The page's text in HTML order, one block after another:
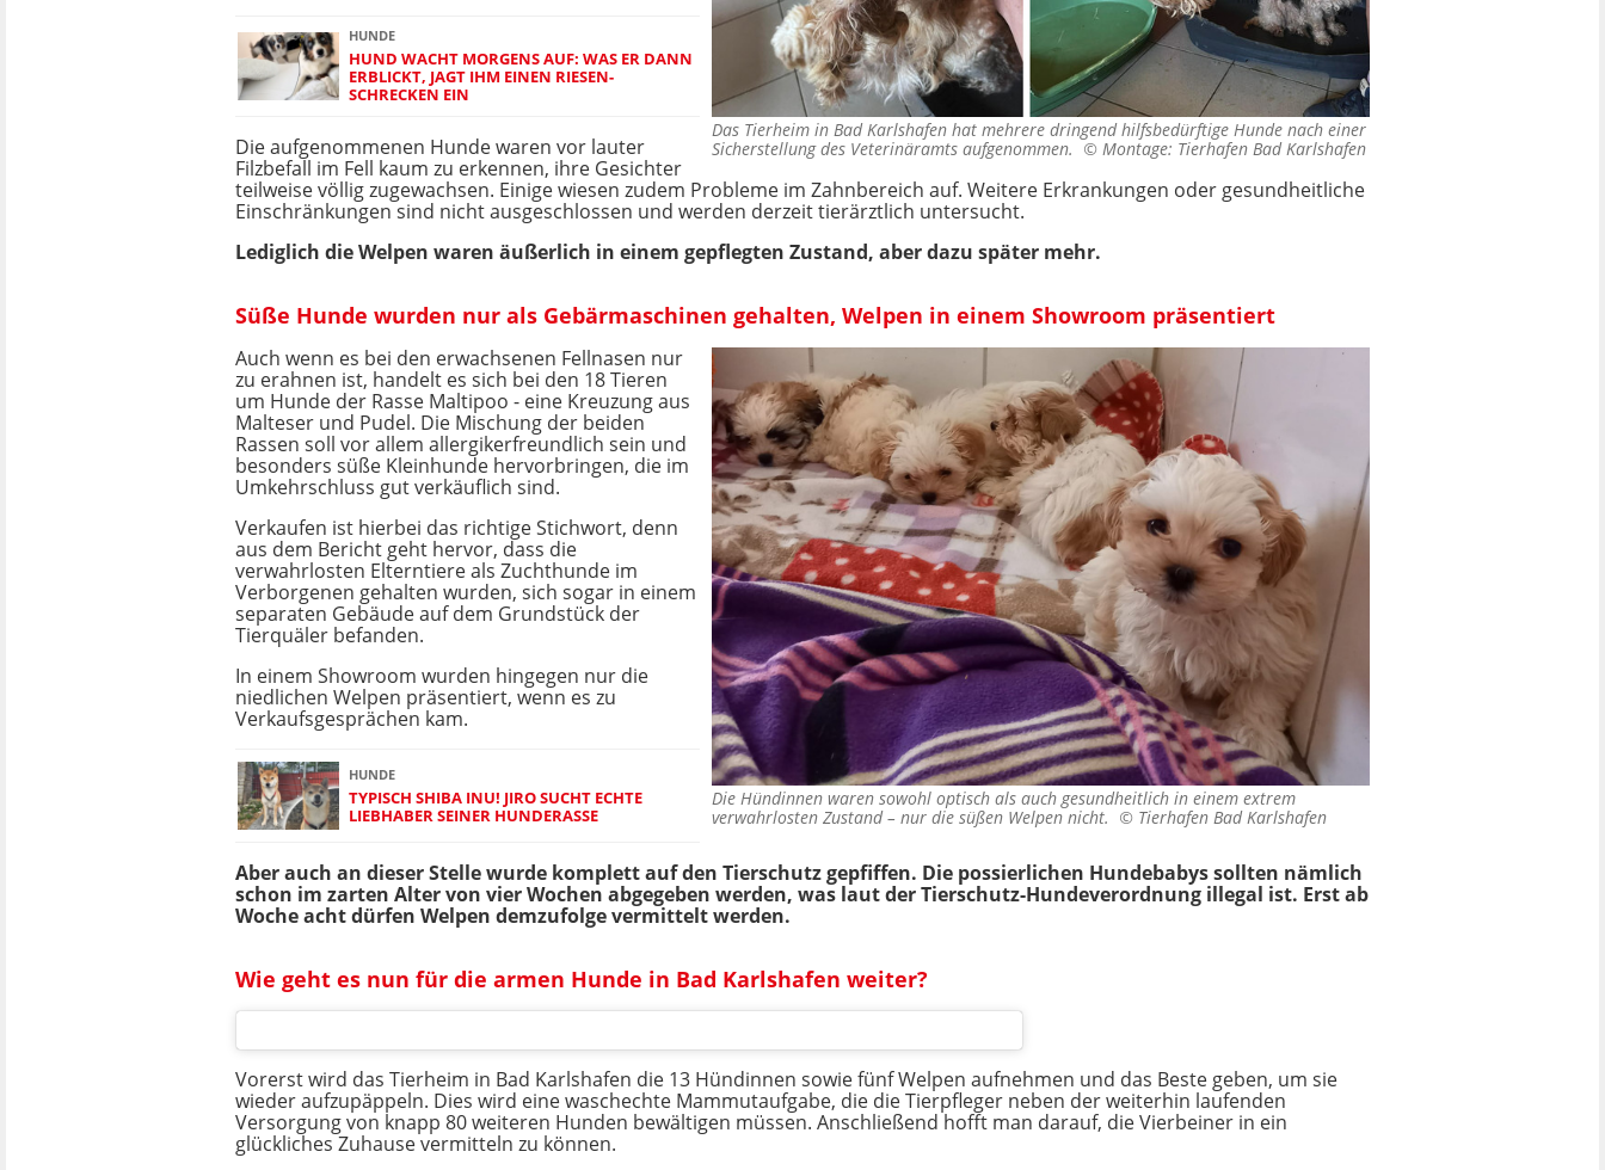
Das Tierheim in Bad Karlshafen hat mehrere dringend hilfsbedürftige Hunde nach einer
Sicherstellung des Veterinäramts aufgenommen. © Montage: Tierhafen Bad Karlshafen
HUNDE
HUND WACHT MORGENS AUF: WAS ER DANN
ERBLICKT, JAGT IHM EINEN RIESEN-
SCHRECKEN EIN
Die aufgenommenen Hunde waren vor lauter
Filzbefall im Fell kaum zu erkennen, ihre Gesichter
teilweise völlig zugewachsen. Einige wiesen zudem Probleme im Zahnbereich auf. Weitere Erkrankungen oder gesundheitliche
Einschränkungen sind nicht ausgeschlossen und werden derzeit tierärztlich untersucht.
Lediglich die Welpen waren äußerlich in einem gepflegten Zustand, aber dazu später mehr.
Süße Hunde wurden nur als Gebärmaschinen gehalten, Welpen in einem Showroom präsentiert
Die Hündinnen waren sowohl optisch als auch gesundheitlich in einem extrem
verwahrlosten Zustand – nur die süßen Welpen nicht. © Tierhafen Bad Karlshafen
Auch wenn es bei den erwachsenen Fellnasen nur
zu erahnen ist, handelt es sich bei den 18 Tieren
um Hunde der Rasse Maltipoo - eine Kreuzung aus
Malteser und Pudel. Die Mischung der beiden
Rassen soll vor allem allergikerfreundlich sein und
besonders süße Kleinhunde hervorbringen, die im
Umkehrschluss gut verkäuflich sind.
Verkaufen ist hierbei das richtige Stichwort, denn
aus dem Bericht geht hervor, dass die
verwahrlosten Elterntiere als Zuchthunde im
Verborgenen gehalten wurden, sich sogar in einem
separaten Gebäude auf dem Grundstück der
Tierquäler befanden.
In einem Showroom wurden hingegen nur die
niedlichen Welpen präsentiert, wenn es zu
Verkaufsgesprächen kam.
HUNDE
TYPISCH SHIBA INU! JIRO SUCHT ECHTE
LIEBHABER SEINER HUNDERASSE
Aber auch an dieser Stelle wurde komplett auf den Tierschutz gepfiffen. Die possierlichen Hundebabys sollten nämlich
schon im zarten Alter von vier Wochen abgegeben werden, was laut der Tierschutz-Hundeverordnung illegal ist. Erst ab
Woche acht dürfen Welpen demzufolge vermittelt werden.
Wie geht es nun für die armen Hunde in Bad Karlshafen weiter?
Vorerst wird das Tierheim in Bad Karlshafen die 13 Hündinnen sowie fünf Welpen aufnehmen und das Beste geben, um sie
wieder aufzupäppeln. Dies wird eine waschechte Mammutaufgabe, die die Tierpfleger neben der weiterhin laufenden
Versorgung von knapp 80 weiteren Hunden bewältigen müssen. Anschließend hofft man darauf, die Vierbeiner in ein
glückliches Zuhause vermitteln zu können.